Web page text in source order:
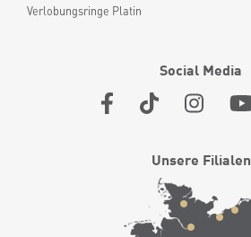
Verlobungsringe Platin
Social Media
Unsere Filialen